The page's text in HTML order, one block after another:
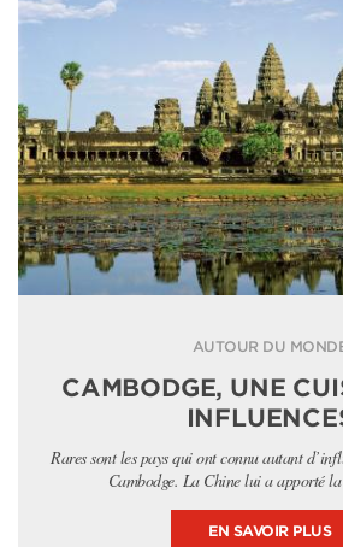
AUTOUR DU
CAMBODGE, UNE
Rares sont les pays qui ont connu autant
Cambodge. La Chine lui a apporté
EN SAVOIR PLUS